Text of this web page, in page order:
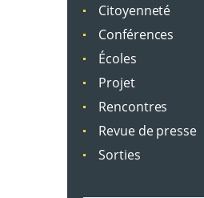
Citoyenneté
Conférences
Écoles
Projet
Rencontres
Revue de presse
Sorties